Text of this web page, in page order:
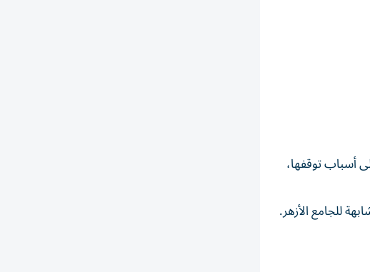
أسباب توقفها،
ويرجع تاريخه إلى أكثر من 800 عام، وهو نسخة مشابهة للجامع الأزهر.